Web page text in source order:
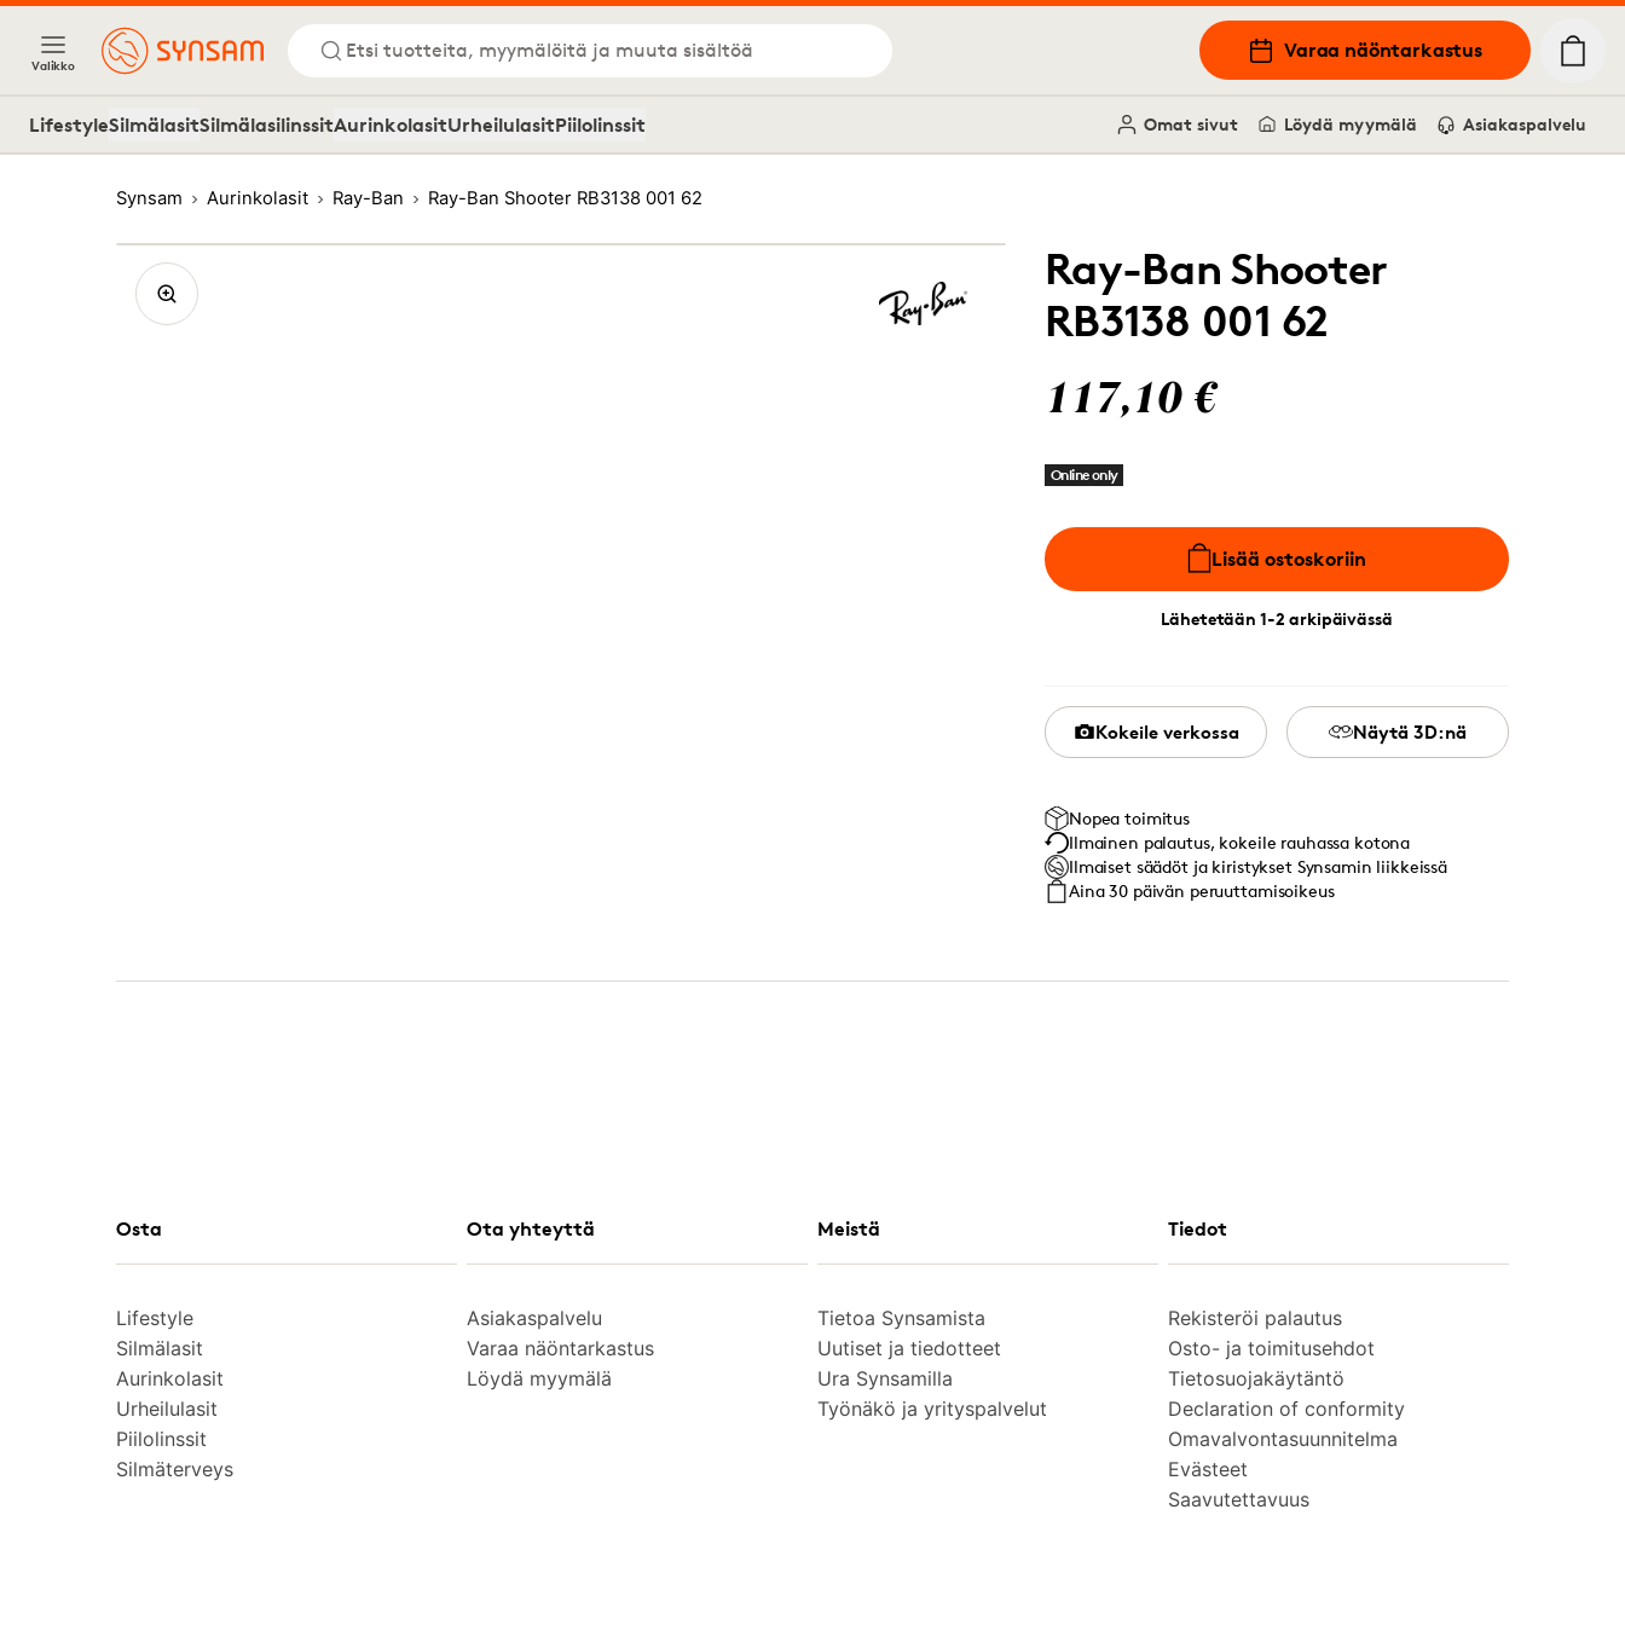
Valikko
Etsi tuotteita, myymälöitä ja muuta sisältöä Varaa näöntarkastus
LifestyleSilmälasitSilmälasilinssitAurinkolasitUrheilulasitPiilolinssit Omat sivut Löydä myymälä Asiakaspalvelu
Synsam Aurinkolasit Ray-Ban Ray-Ban Shooter RB3138 001 62
Ray-Ban Shooter
RB3138 001 62
117,10 €
Online only
Lisää ostoskoriin
Lähetetään 1-2 arkipäivässä
Kokeile verkossa Näytä 3D:nä
Nopea toimitus
Ilmainen palautus, kokeile rauhassa kotona
Ilmaiset säädöt ja kiristykset Synsamin liikkeissä
Aina 30 päivän peruuttamisoikeus
Osta
Lifestyle
Silmälasit
Aurinkolasit
Urheilulasit
Piilolinssit
Silmäterveys
Ota yhteyttä
Asiakaspalvelu
Varaa näöntarkastus
Löydä myymälä
Meistä
Tietoa Synsamista
Uutiset ja tiedotteet
Ura Synsamilla
Työnäkö ja yrityspalvelut
Tiedot
Rekisteröi palautus
Osto- ja toimitusehdot
Tietosuojakäytäntö
Declaration of conformity
Omavalvontasuunnitelma
Evästeet
Saavutettavuus